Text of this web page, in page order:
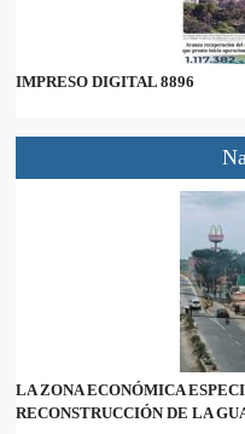
IMPRESO DIGITAL 8896
LA ZONA ECONÓMICA
RECONSTRUCCIÓN DE LA